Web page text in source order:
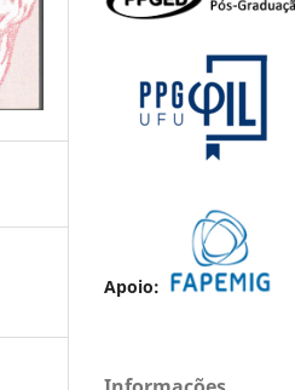
Apoio: